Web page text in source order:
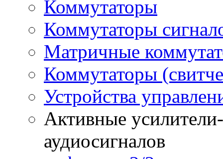
Коммутаторы
Коммутаторы
Матричные
Коммутаторы
Устройства
Активные
аудиосигналов